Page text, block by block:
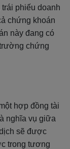
phiếu doanh
chứng khoán
này đang có
chứng
hợp đồng tài
nghĩa vụ giữa
sẽ được
trong tương